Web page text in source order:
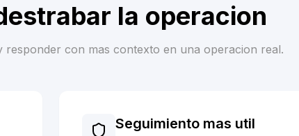
la operacion
con mas contexto en una operacion real.
Seguimiento mas util